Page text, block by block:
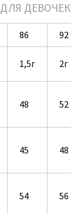
ДЛЯ ДЕВОЧЕК
86 92
1,5г 2г
48 52
45 48
54 56